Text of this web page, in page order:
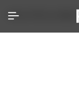
Home